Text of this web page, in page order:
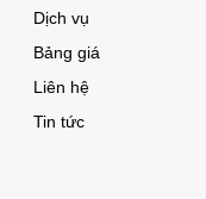
Dịch vụ
Bảng giá
Liên hệ
Tin tức